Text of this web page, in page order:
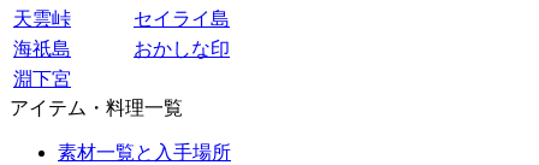
天雲峠
セイライ島
海祇島
おかしな印
淵下宮
アイテム・料理一覧
素材一覧と入手場所